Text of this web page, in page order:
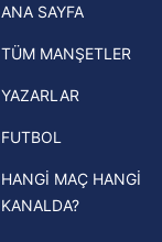
mevzuata
haberleri
Trendyol Süper
Ziraat Türkiye
UEFA
UEFA Avrupa Ligi
UEFA Konferans
ANA SAYFA
TÜM MANŞETLER
YAZARLAR
FUTBOL
HANGİ MAÇ HANGİ
KANALDA?